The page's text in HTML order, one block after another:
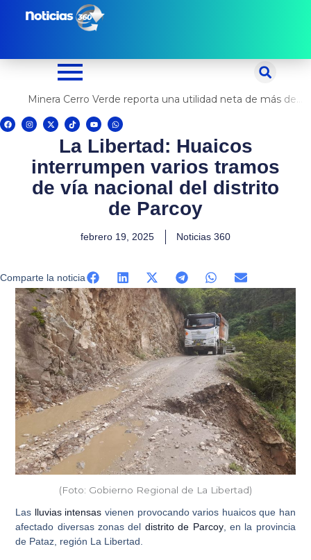
Minera Cerro Verde reporta una utilidad neta de más de US$ 500 millones
F
a
c
I
n
s
g
X
-
t
t
e
T
i
k
t
o
Y
o
u
u
e
W
h
a
t
s
p
p
La Libertad: Huaicos
interrumpen varios tramos
de vía nacional del distrito
de Parcoy
febrero 19, 2025 Noticias 360
Comparte la noticia
(Foto: Gobierno Regional de La Libertad)
Las lluvias intensas vienen provocando varios huaicos que han
afectado diversas zonas del distrito de Parcoy, en la provincia
de Pataz, región La Libertad